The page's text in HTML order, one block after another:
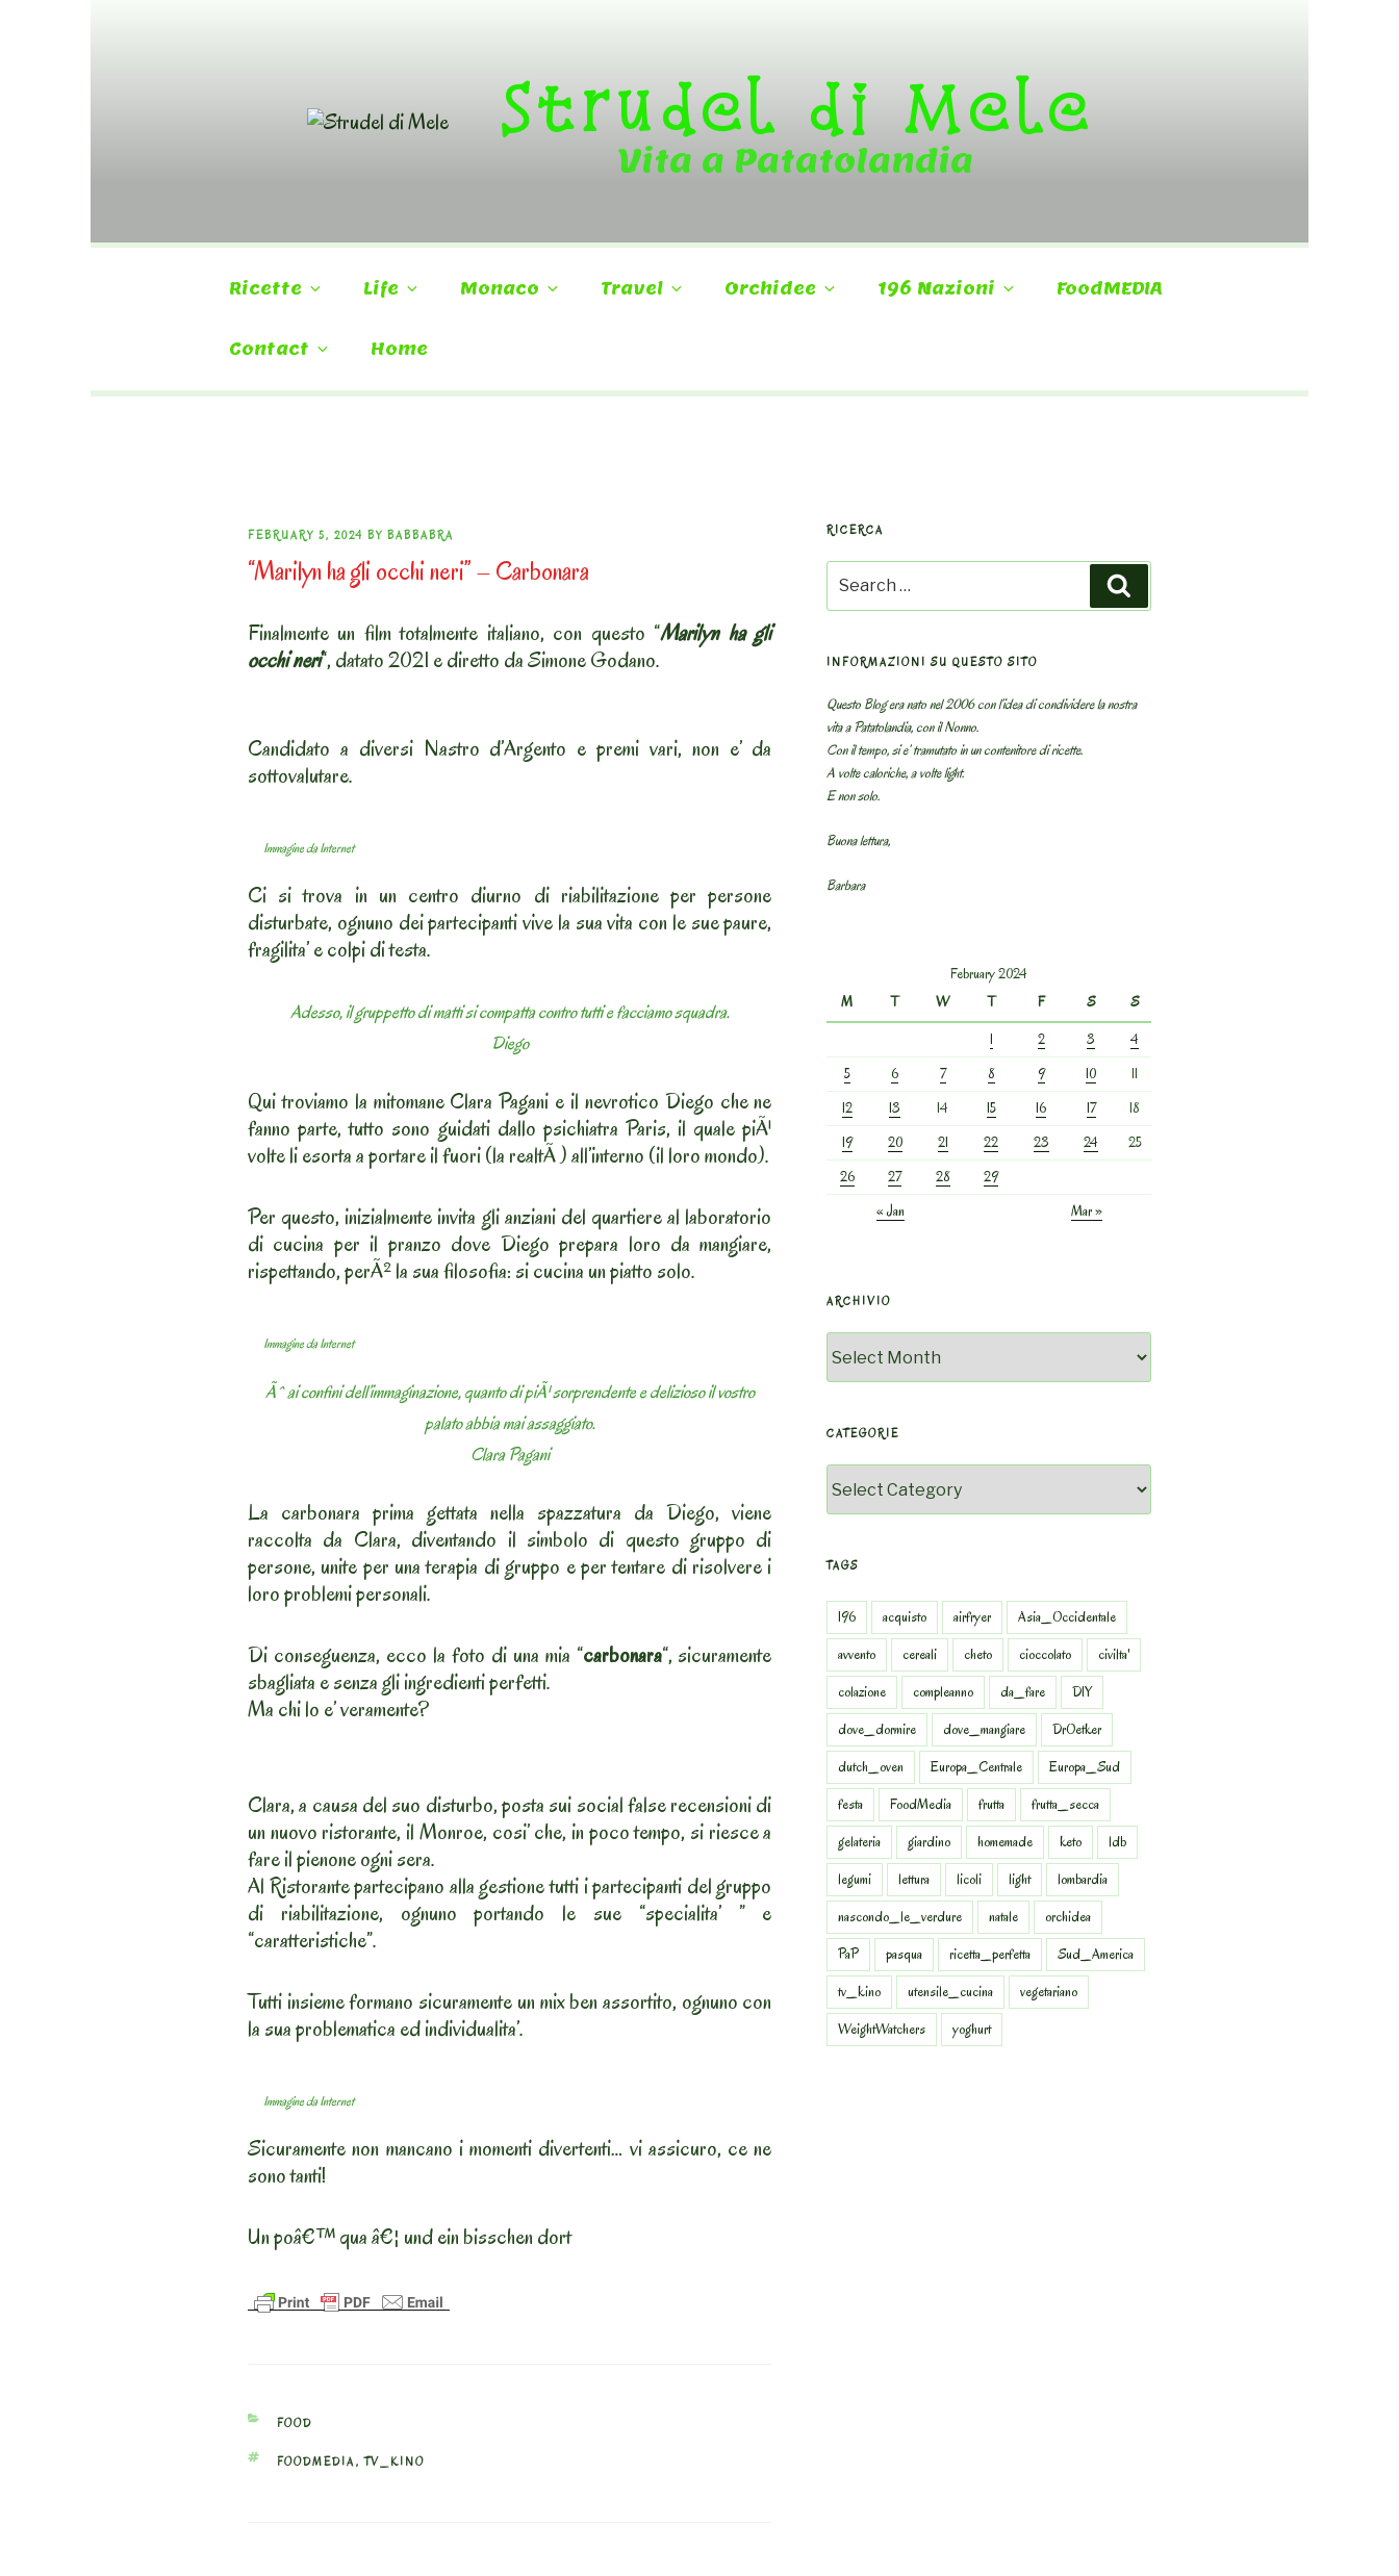
Strudel di Mele
Vita a Patatolandia
Ricette Life Monaco Travel Orchidee 196 Nazioni FoodMEDIA
Contact Home
POSTED
ON
FEBRUARY 5, 2024 BY BABBABRA
“Marilyn ha gli occhi neri” – Carbonara
Finalmente un film totalmente italiano, con questo “Marilyn ha gli
occhi neri“, datato 2021 e diretto da Simone Godano.
Candidato a diversi Nastro d’Argento e premi vari, non e’ da
sottovalutare.
Immagine da Internet
Ci si trova in un centro diurno di riabilitazione per persone
disturbate, ognuno dei partecipanti vive la sua vita con le sue paure,
fragilita’ e colpi di testa.
Adesso, il gruppetto di matti si compatta contro tutti e facciamo squadra.
Diego
Qui troviamo la mitomane Clara Pagani e il nevrotico Diego che ne
fanno parte, tutto sono guidati dallo psichiatra Paris, il quale piÃ¹
volte li esorta a portare il fuori (la realtÃ ) all’interno (il loro mondo).
Per questo, inizialmente invita gli anziani del quartiere al laboratorio
di cucina per il pranzo dove Diego prepara loro da mangiare,
rispettando, perÃ² la sua filosofia: si cucina un piatto solo.
Immagine da Internet
Ãˆ ai confini dell’immaginazione, quanto di piÃ¹ sorprendente e delizioso il vostro
palato abbia mai assaggiato.
Clara Pagani
La carbonara prima gettata nella spazzatura da Diego, viene
raccolta da Clara, diventando il simbolo di questo gruppo di
persone, unite per una terapia di gruppo e per tentare di risolvere i
loro problemi personali.
Di conseguenza, ecco la foto di una mia “carbonara“, sicuramente
sbagliata e senza gli ingredienti perfetti.
Ma chi lo e’ veramente?
Clara, a causa del suo disturbo, posta sui social false recensioni di
un nuovo ristorante, il Monroe, cosi’ che, in poco tempo, si riesce a
fare il pienone ogni sera.
Al Ristorante partecipano alla gestione tutti i partecipanti del gruppo
di riabilitazione, ognuno portando le sue “specialita’ ” e
“caratteristiche”.
Tutti insieme formano sicuramente un mix ben assortito, ognuno con
la sua problematica ed individualita’.
Immagine da Internet
Sicuramente non mancano i momenti divertenti… vi assicuro, ce ne
sono tanti!
Un poâ€™ qua â€¦ und ein bisschen dort
CATEGORIES
FOOD
TAGS
FOODMEDIA,TV_KINO
RICERCA
for:
INFORMAZIONI SU QUESTO SITO
Questo Blog era nato nel 2006 con l’idea di condividere la nostra
vita a Patatolandia, con il Nonno.
Con il tempo, si e’ tramutato in un contenitore di ricette.
A volte caloriche, a volte light.
E non solo.
Buona lettura,
Barbara
February 2024
M
T W T F S
S
1
2 3
4
5
6 7 8 9 10
11
12
13 14 15 16 17
18
19
20 21 22 23 24
25
26
27 28
29
« Jan
Mar »
ARCHIVIO
CATEGORIE
TAGS
196 acquisto airfryer
Asia_Occidentale
avvento
cereali cheto cioccolato
civilta'
colazione
compleanno da_fare
DIY
dove_dormire
dove_mangiare
DrOetker
dutch_oven
Europa_Centrale
Europa_Sud
festa
FoodMedia frutta
frutta_secca
gelateria
giardino homemade keto
ldb
legumi
lettura licoli light
lombardia
nascondo_le_verdure
natale
orchidea
PaP
pasqua ricetta_perfetta
Sud_America
tv_kino
utensile_cucina
vegetariano
WeightWatchers
yoghurt